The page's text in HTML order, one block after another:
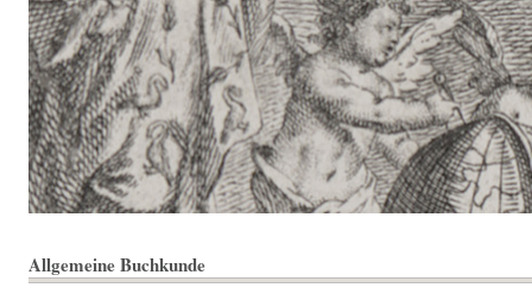
Allgemeine Buchkunde